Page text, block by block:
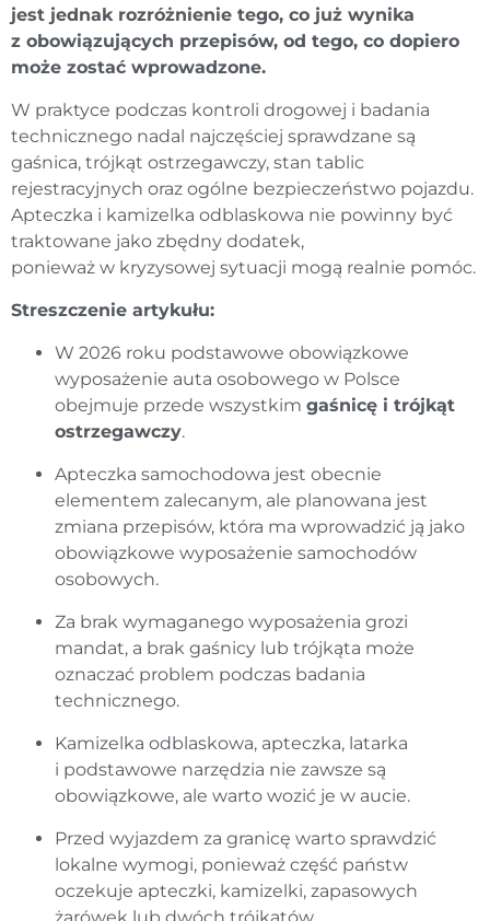
jest jednak rozróżnienie tego, co już wynika
z obowiązujących przepisów, od tego, co dopiero
może zostać wprowadzone.
W praktyce podczas kontroli drogowej i badania
technicznego nadal najczęściej sprawdzane są
gaśnica, trójkąt ostrzegawczy, stan tablic
rejestracyjnych oraz ogólne bezpieczeństwo pojazdu.
Apteczka i kamizelka odblaskowa nie powinny być
traktowane jako zbędny dodatek,
ponieważ w kryzysowej sytuacji mogą realnie pomóc.
Streszczenie artykułu:
W 2026 roku podstawowe obowiązkowe
wyposażenie auta osobowego w Polsce
obejmuje przede wszystkim gaśnicę i trójkąt
ostrzegawczy.
Apteczka samochodowa jest obecnie
elementem zalecanym, ale planowana jest
zmiana przepisów, która ma wprowadzić ją jako
obowiązkowe wyposażenie samochodów
osobowych.
Za brak wymaganego wyposażenia grozi
mandat, a brak gaśnicy lub trójkąta może
oznaczać problem podczas badania
technicznego.
Kamizelka odblaskowa, apteczka, latarka
i podstawowe narzędzia nie zawsze są
obowiązkowe, ale warto wozić je w aucie.
Przed wyjazdem za granicę warto sprawdzić
lokalne wymogi, ponieważ część państw
oczekuje apteczki, kamizelki, zapasowych